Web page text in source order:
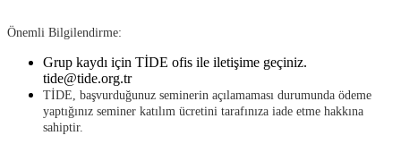
Önemli Bilgilendirme:
Grup kaydı için TİDE ofis ile iletişime geçiniz.
tide@tide.org.tr
TİDE, başvurduğunuz seminerin açılamaması durumunda ödeme
yaptığınız seminer katılım ücretini tarafınıza iade etme hakkına
sahiptir.